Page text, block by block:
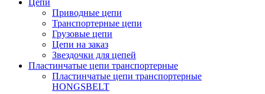
Цепи
Приводные цепи
Транспортерные цепи
Грузовые цепи
Цепи на заказ
Звездочки для цепей
Пластинчатые цепи транспортерные
Пластинчатые цепи транспортерные
HONGSBELT